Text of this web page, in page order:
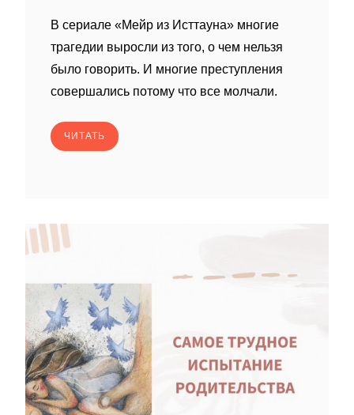
В сериале «Мейр из Исттауна» многие
трагедии выросли из того, о чем нельзя
было говорить. И многие преступления
совершались потому что все молчали.
ЧИТАТЬ